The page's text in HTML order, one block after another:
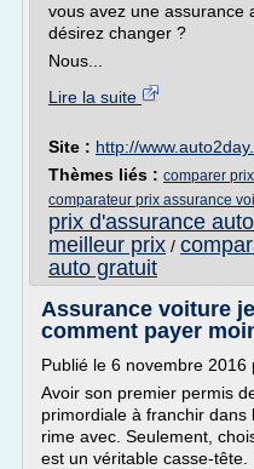
vous avez une assurance
désirez changer ?
Nous...
Lire la suite
Site : http://
Thèmes liés : comparer
comparateur prix assurance
prix d'assurance auto
meilleur prix /
auto gratuit
Assurance voiture
comment payer
Publié le 6 novembre 2016
Avoir son premier permis
primordiale à franchir
rime avec. Seulement,
est un véritable casse-